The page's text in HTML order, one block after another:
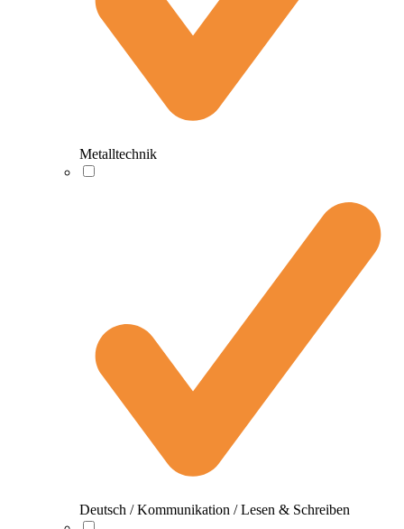
Metalltechnik
Deutsch / Kommunikation / Lesen & Schreiben